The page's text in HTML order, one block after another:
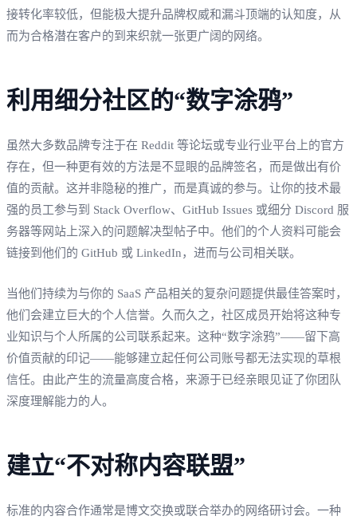
接转化率较低，但能极大提升品牌权威和漏斗顶端的认知度，从
而为合格潜在客户的到来织就一张更广阔的网络。
利用细分社区的“数字涂鸦”
虽然大多数品牌专注于在 Reddit 等论坛或专业行业平台上的官方
存在，但一种更有效的方法是不显眼的品牌签名，而是做出有价
值的贡献。这并非隐秘的推广，而是真诚的参与。让你的技术最
强的员工参与到 Stack Overflow、GitHub Issues 或细分 Discord 服
务器等网站上深入的问题解决型帖子中。他们的个人资料可能会
链接到他们的 GitHub 或 LinkedIn，进而与公司相关联。
当他们持续为与你的 SaaS 产品相关的复杂问题提供最佳答案时，
他们会建立巨大的个人信誉。久而久之，社区成员开始将这种专
业知识与个人所属的公司联系起来。这种“数字涂鸦”——留下高
价值贡献的印记——能够建立起任何公司账号都无法实现的草根
信任。由此产生的流量高度合格，来源于已经亲眼见证了你团队
深度理解能力的人。
建立“不对称内容联盟”
标准的内容合作通常是博文交换或联合举办的网络研讨会。一种